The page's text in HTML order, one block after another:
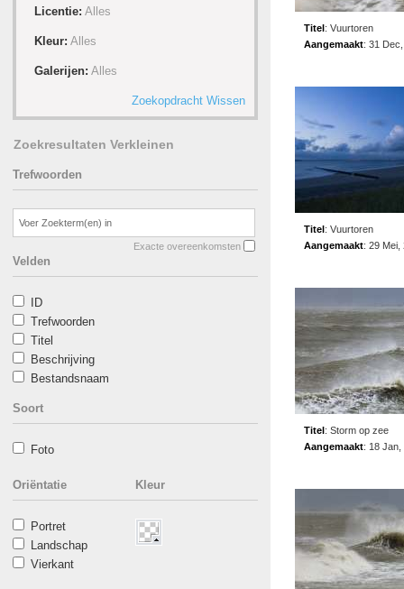
Licentie: Alles
Kleur: Alles
Galerijen: Alles
Zoekopdracht Wissen
Zoekresultaten Verkleinen
Trefwoorden
Exacte overeenkomsten
Velden
ID
Trefwoorden
Titel
Beschrijving
Bestandsnaam
Soort
Foto
Oriëntatie
Portret
Landschap
Vierkant
Kleur
Titel: Vuurtoren
Aangemaakt: 31
Titel: Vuurtoren
Aangemaakt: 29 Mei,
Titel: Storm op zee
Aangemaakt: 18 Jan,